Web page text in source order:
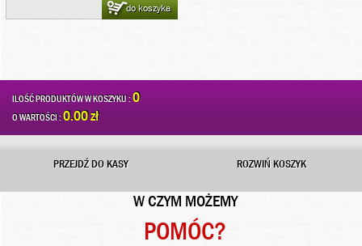
do koszyka
ILOŚĆ PRODUKTÓW W KOSZYKU :0
O WARTOŚCI :0.00 zł
PRZEJDŹ DO KASY ROZWIŃ KOSZYK
W CZYM MOŻEMY
POMÓC?